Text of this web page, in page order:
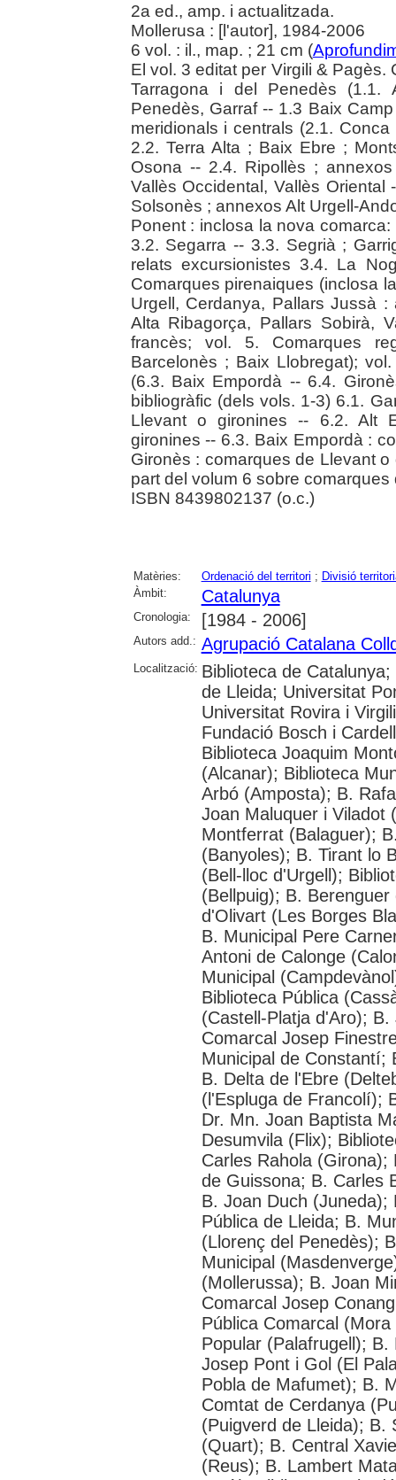
2a ed., amp. i actualitzada.
Mollerusa : [l'autor], 1984-2006
6 vol. : il., map. ; 21 cm (
El vol. 3 editat per Virgili &
Tarragona i del Penedès
Penedès, Garraf -- 1.3 Baix
meridionals i centrals (2.1.
2.2. Terra Alta ; Baix Ebre ;
Osona -- 2.4. Ripollès ;
Vallès Occidental, Vallès
Solsonès ; annexos Alt Urgell-
Ponent : inclosa la nova
3.2. Segarra -- 3.3. Segrià ;
relats excursionistes 3.4. La
Comarques pirenaiques (inclosa
Urgell, Cerdanya, Pallars Jussà
Alta Ribagorça, Pallars Sobirà,
francès; vol. 5. Comarques
Barcelonès ; Baix Llobregat);
(6.3. Baix Empordà -- 6.4.
bibliogràfic (dels vols. 1-3) 6.1.
Llevant o gironines -- 6.2. Alt
gironines -- 6.3. Baix Empordà :
Gironès : comarques de Llevant
part del volum 6 sobre
ISBN 8439802137 (o.c.)
Matèries: Ordenació del territori ; Divisió
Àmbit:
Catalunya
Cronologia: [1984 - 2006]
Autors add.: Agrupació Catalana
Localització: Biblioteca de
de Lleida; Universitat
Universitat Rovira i
Fundació Bosch i
Biblioteca Joaquim
(Alcanar); Biblioteca
Arbó (Amposta); B.
Joan Maluquer i Viladot
Montferrat (Balaguer);
(Banyoles); B. Tirant lo
(Bell-lloc d'Urgell);
(Bellpuig); B.
d'Olivart (Les Borges
B. Municipal Pere
Antoni de Calonge
Municipal
Biblioteca Pública
(Castell-Platja d'Aro);
Comarcal Josep
Municipal de Constantí;
B. Delta de l'Ebre
(l'Espluga de Francolí);
Dr. Mn. Joan Baptista
Desumvila (Flix);
Carles Rahola
de Guissona; B. Carles
B. Joan Duch (Juneda);
Pública de Lleida; B.
(Llorenç del Penedès);
Municipal
(Mollerussa); B. Joan
Comarcal Josep
Pública Comarcal
Popular (Palafrugell);
Josep Pont i Gol (El
Pobla de Mafumet); B.
Comtat de Cerdanya
(Puigverd de Lleida); B.
(Quart); B. Central
(Reus); B. Lambert